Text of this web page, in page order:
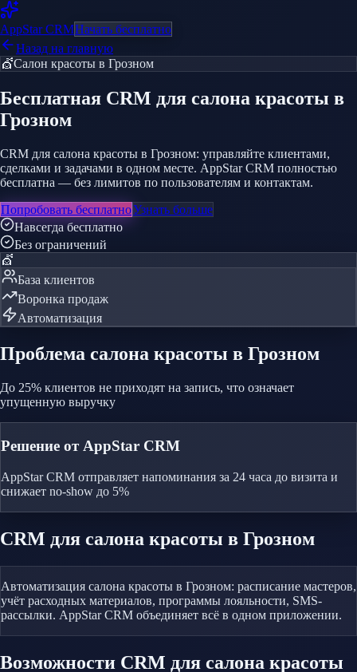
AppStarCRMНачать бесплатно
Назад на главную
💇Салон красоты в Грозном
Бесплатная CRM для салона красоты в
Грозном
CRM для салона красоты в Грозном: управляйте клиентами,
сделками и задачами в одном месте. AppStar CRM полностью
бесплатна — без лимитов по пользователям и контактам.
Попробовать бесплатноУзнать больше
Навсегда бесплатно
Без ограничений
💇
База клиентов
Воронка продаж
Автоматизация
Проблема салона красоты в Грозном
До 25% клиентов не приходят на запись, что означает
упущенную выручку
Решение от AppStar CRM
AppStar CRM отправляет напоминания за 24 часа до визита и
снижает no-show до 5%
CRM для салона красоты в Грозном
Автоматизация салона красоты в Грозном: расписание мастеров,
учёт расходных материалов, программы лояльности, SMS-
рассылки. AppStar CRM объединяет всё в одном приложении.
Возможности CRM для салона красоты